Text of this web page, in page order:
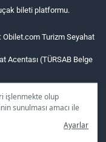
işlenmekte olup
sunulması amacı ile
özel
seçeneğineAyarlar
bileti platformu.
Turizm Seyahat
Acentası (TÜRSAB Belge